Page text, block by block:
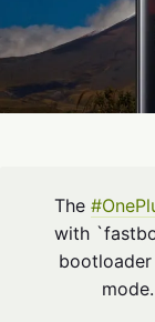
The
with
mode.